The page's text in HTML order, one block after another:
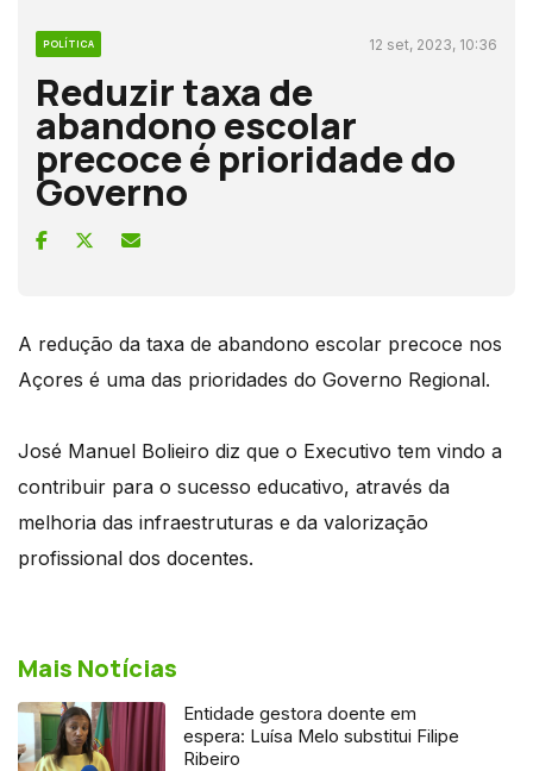
POLÍTICA 12 set, 2023, 10:36
Reduzir taxa de
abandono escolar
precoce é prioridade do
Governo
A redução da taxa de abandono escolar precoce nos
Açores é uma das prioridades do Governo Regional.
José Manuel Bolieiro diz que o Executivo tem vindo a
contribuir para o sucesso educativo, através da
melhoria das infraestruturas e da valorização
profissional dos docentes.
Mais Notícias
Entidade gestora doente em
espera: Luísa Melo substitui Filipe
Ribeiro